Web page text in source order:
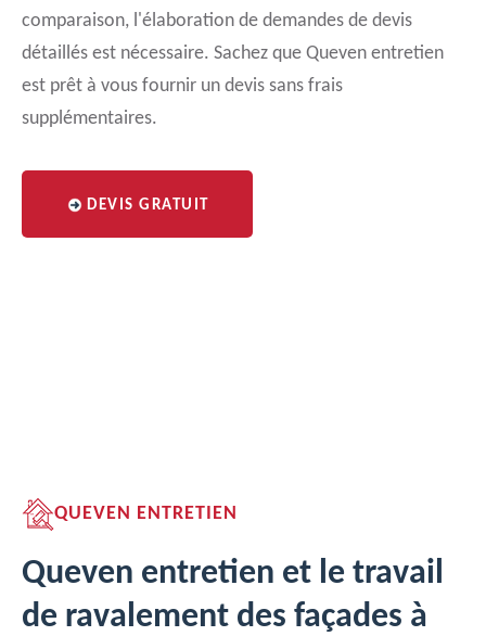
comparaison, l'élaboration de demandes de devis
détaillés est nécessaire. Sachez que Queven entretien
est prêt à vous fournir un devis sans frais
supplémentaires.
DEVIS GRATUIT
QUEVEN ENTRETIEN
Queven entretien et le travail
de ravalement des façades à